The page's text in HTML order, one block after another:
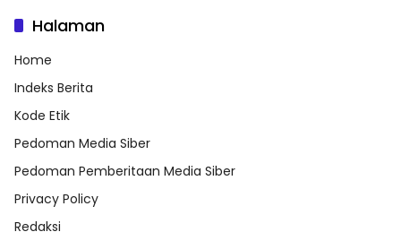
Halaman
Home
Indeks Berita
Kode Etik
Pedoman Media Siber
Pedoman Pemberitaan Media Siber
Privacy Policy
Redaksi